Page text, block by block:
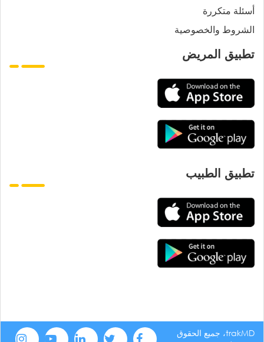
أسئلة متكررة
الشروط والخصوصية
تطبيق المريض
تطبيق الطبيب
trakMD، جميع الحقوق